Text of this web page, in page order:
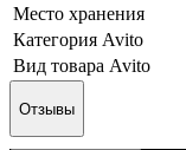
Место хранения
Категория Avito
Вид товара Avito
Отзывы